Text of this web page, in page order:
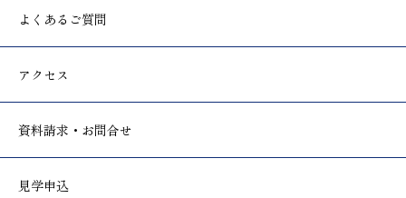
よくあるご質問
アクセス
資料請求・お問合せ
見学申込